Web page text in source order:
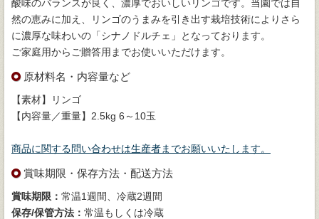
酸味のバランスが良く、濃厚でおいしいリンゴです。当園では自
然の恵みに加え、リンゴのうまみを引き出す栽培技術によりさら
に濃厚な味わいの「シナノドルチェ」となっております。
ご家庭用からご贈答用までお使いいただけます。
原材料名・内容量など
【素材】リンゴ
【内容量／重量】2.5kg 6～10玉
商品に関する問い合わせは生産者までお願いいたします。
賞味期限・保存方法・配送方法
賞味期限： 常温1週間、冷蔵2週間
保存/保管方法： 常温もしくは冷蔵